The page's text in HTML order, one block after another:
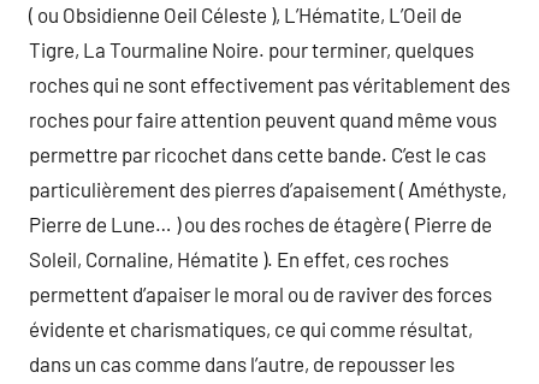
( ou Obsidienne Oeil Céleste ), L’Hématite, L’Oeil de
Tigre, La Tourmaline Noire. pour terminer, quelques
roches qui ne sont effectivement pas véritablement des
roches pour faire attention peuvent quand même vous
permettre par ricochet dans cette bande. C’est le cas
particulièrement des pierres d’apaisement ( Améthyste,
Pierre de Lune… ) ou des roches de étagère ( Pierre de
Soleil, Cornaline, Hématite ). En effet, ces roches
permettent d’apaiser le moral ou de raviver des forces
évidente et charismatiques, ce qui comme résultat,
dans un cas comme dans l’autre, de repousser les